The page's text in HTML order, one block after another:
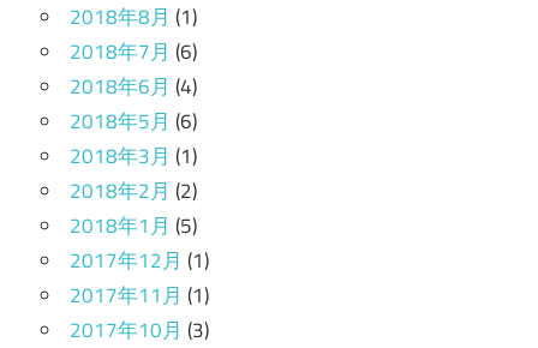
2018年8月 (1)
2018年7月 (6)
2018年6月 (4)
2018年5月 (6)
2018年3月 (1)
2018年2月 (2)
2018年1月 (5)
2017年12月 (1)
2017年11月 (1)
2017年10月 (3)